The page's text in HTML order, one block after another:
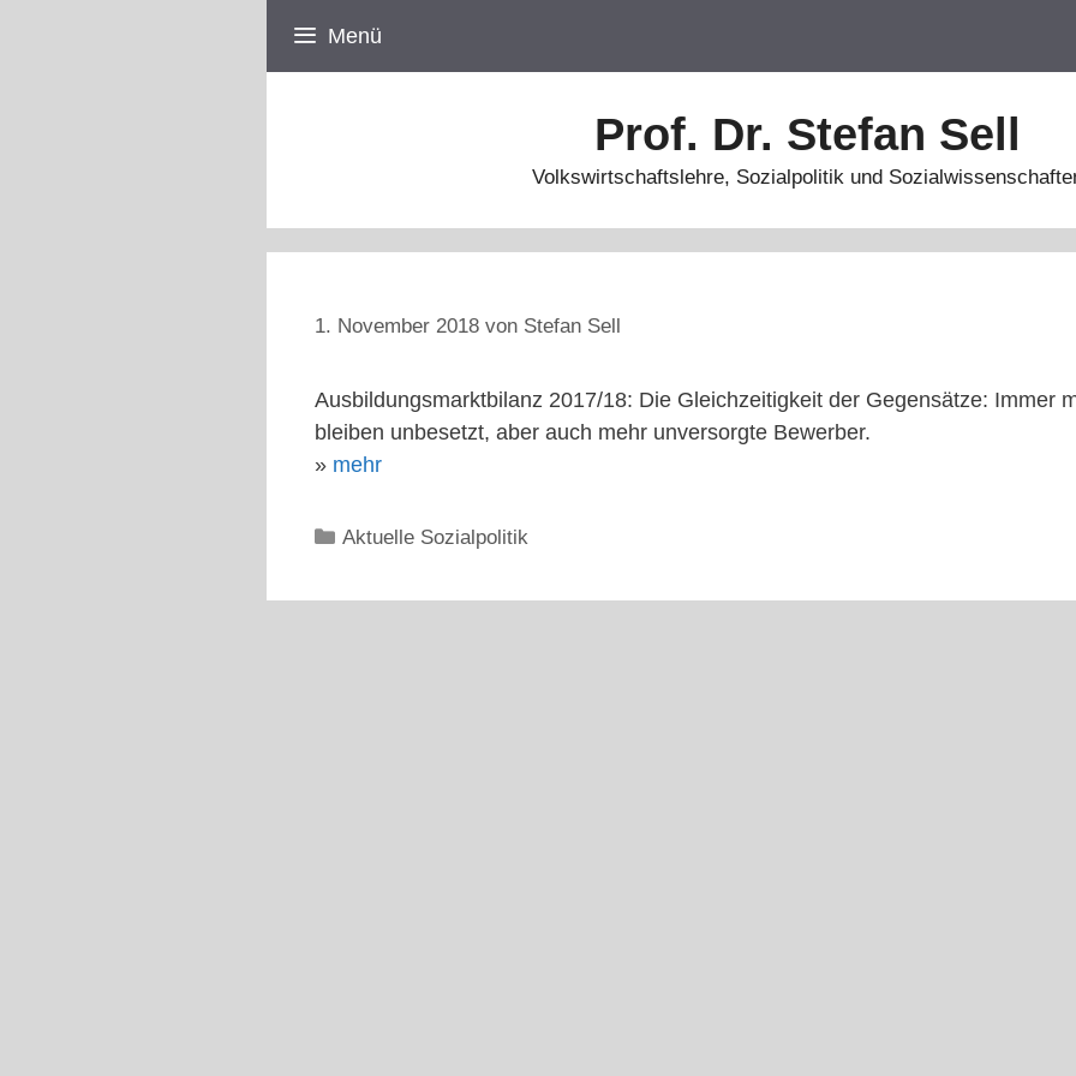
Menü
Prof. Dr. Stefan Sell
Volkswirtschaftslehre, Sozialpolitik und
1. November 2018 von Stefan Sell
Ausbildungsmarktbilanz 2017/18: Die Gleichzeitigkeit der Gegensätze: Immer
bleiben unbesetzt, aber auch mehr unversorgte Bewerber.
» mehr
Kategorien
Aktuelle Sozialpolitik